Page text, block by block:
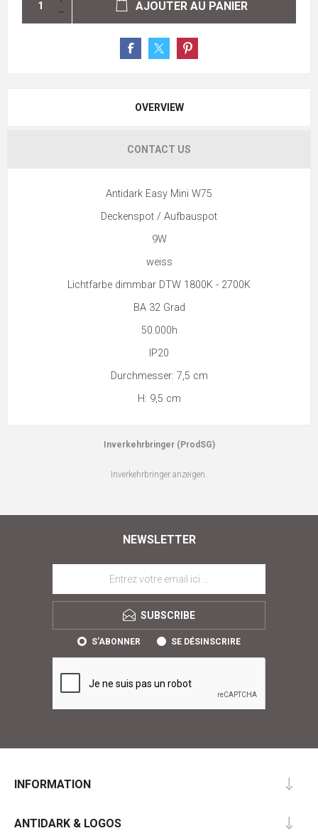
AJOUTER AU PANIER
OVERVIEW
CONTACT US
Antidark Easy Mini W75
Deckenspot / Aufbauspot
9W
weiss
Lichtfarbe dimmbar DTW 1800K - 2700K
BA 32 Grad
50.000h
IP20
Durchmesser: 7,5 cm
H: 9,5 cm
Inverkehrbringer (ProdSG)
Inverkehrbringer anzeigen.
NEWSLETTER
SUBSCRIBE
S'ABONNER SE DÉSINSCRIRE
INFORMATION
ANTIDARK & LOGOS